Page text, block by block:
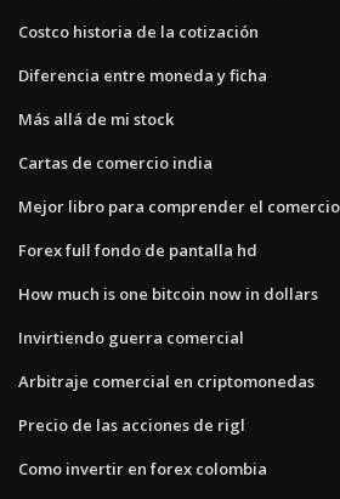
Costco historia de la cotización
Diferencia entre moneda y ficha
Más allá de mi stock
Cartas de comercio india
Mejor libro para comprender el
Forex full fondo de pantalla hd
How much is one bitcoin now in dollars
Invirtiendo guerra comercial
Arbitraje comercial en criptomonedas
Precio de las acciones de rigl
Como invertir en forex colombia